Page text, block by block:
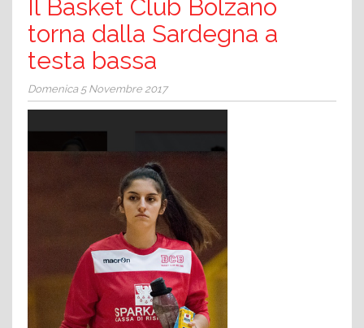
Il Basket Club Bolzano
torna dalla Sardegna a
testa bassa
Domenica 5 Novembre 2017